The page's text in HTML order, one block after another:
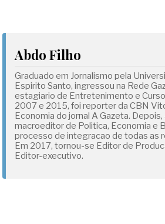
Abdo Filho
Graduado em Jornalismo pela
Espirito Santo, ingressou na Rede
estagiario de Entretenimento e
2007 e 2015, foi reporter da CBN
Economia do jornal A Gazeta.
macroeditor de Politica, Economia e
processo de integracao de todas as
Em 2017, tornou-se Editor de
Editor-executivo.